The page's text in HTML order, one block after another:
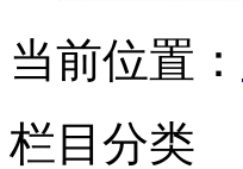
当前位置：
栏目分类